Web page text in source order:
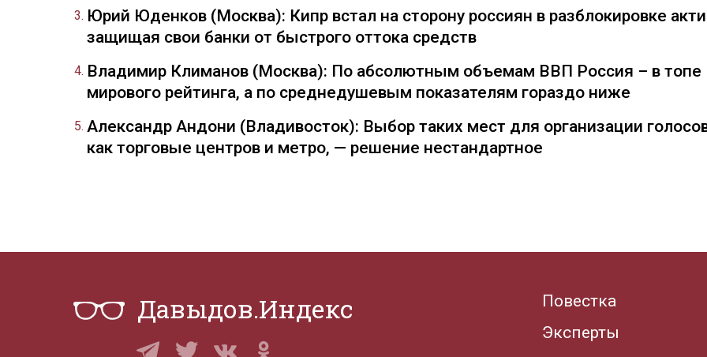
Юрий Юденков (Москва): Кипр встал на сторону россиян в разблокировке
защищая свои банки от быстрого оттока средств
Владимир Климанов (Москва): По абсолютным объемам ВВП Россия – в топе
мирового рейтинга, а по среднедушевым показателям гораздо ниже
Александр Андони (Владивосток): Выбор таких мест для организации
как торговые центров и метро, — решение нестандартное
Давыдов.Индекс
Повестка
Эксперты